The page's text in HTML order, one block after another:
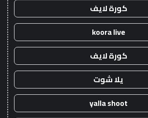
كورة لايف
koora live
كورة لايف
يلا شوت
yalla shoot